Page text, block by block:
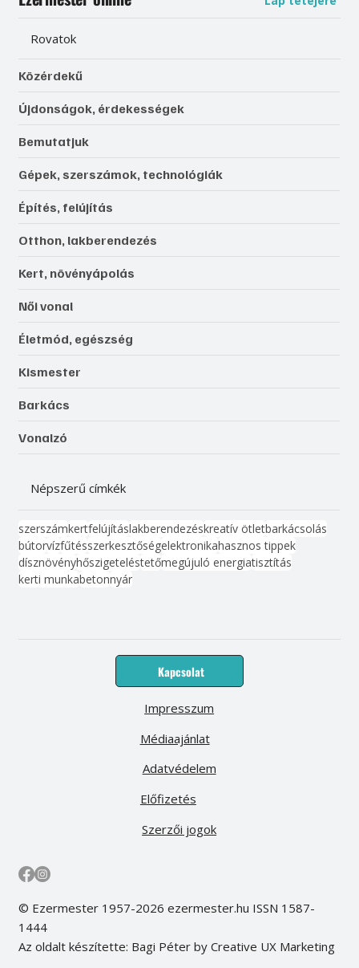
Rovatok
Közérdekű
Újdonságok, érdekességek
Bemutatjuk
Gépek, szerszámok, technológiák
Építés, felújítás
Otthon, lakberendezés
Kert, növényápolás
Női vonal
Életmód, egészség
Kismester
Barkács
Vonalzó
Népszerű címkék
szerszámkertfelújításlakberendezéskreatív ötletbarkácsolás
bútorvízfűtésszerkesztőségelektronikahasznos tippek
dísznövényhőszigeteléstetőmegújuló energiatisztítás
kerti munkabetonnyár
Kapcsolat
Médiaajánlat
Előfizetés
Impresszum
Adatvédelem
Szerzői jogok
© Ezermester 1957-2026 ezermester.hu ISSN 1587-
1444
Az oldalt készítette: Bagi Péter by Creative UX Marketing